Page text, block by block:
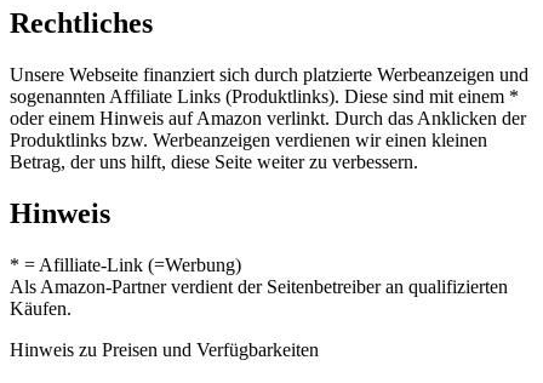
Rechtliches
Unsere Webseite finanziert sich durch platzierte Werbeanzeigen und
sogenannten Affiliate Links (Produktlinks). Diese sind mit einem *
oder einem Hinweis auf Amazon verlinkt. Durch das Anklicken der
Produktlinks bzw. Werbeanzeigen verdienen wir einen kleinen
Betrag, der uns hilft, diese Seite weiter zu verbessern.
Hinweis
* = Afilliate-Link (=Werbung)
Als Amazon-Partner verdient der Seitenbetreiber an qualifizierten
Käufen.
Hinweis zu Preisen und Verfügbarkeiten